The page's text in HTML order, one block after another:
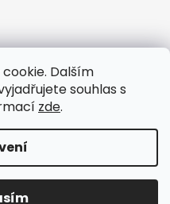
Dalším
souhlas s
zde.
. Všechna práva